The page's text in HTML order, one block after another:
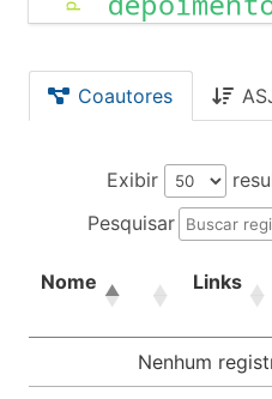
Coautores
Exibir
Pesquisar
Nome Links
Nenhum